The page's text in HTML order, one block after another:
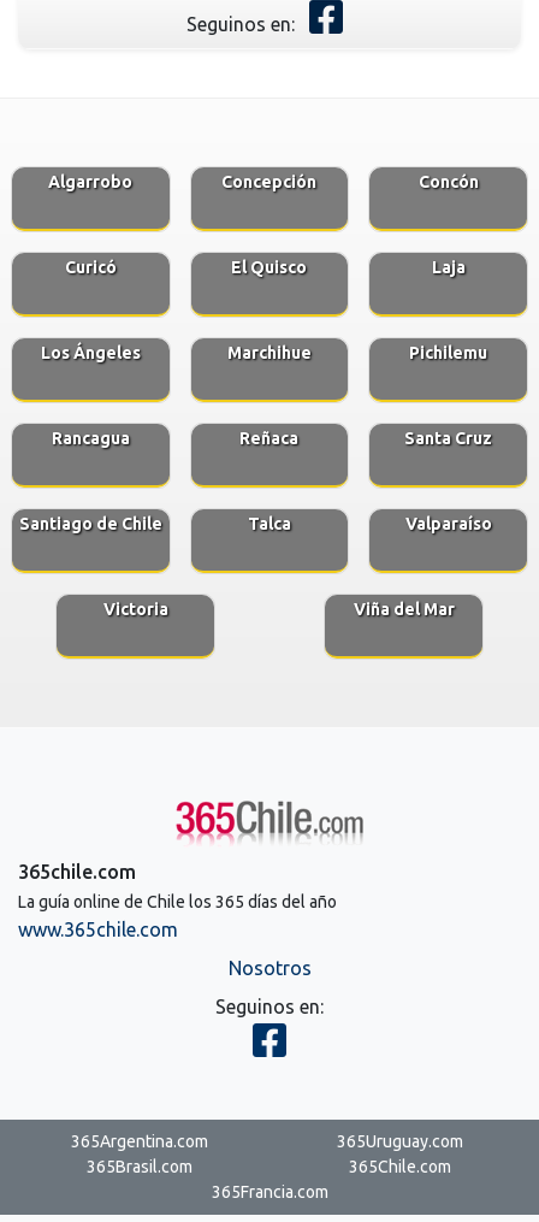
Seguinos en:
Algarrobo Concepción Concón
Curicó El Quisco Laja
Los Ángeles Marchihue Pichilemu
Rancagua Reñaca Santa Cruz
Santiago de Chile Talca Valparaíso
Victoria Viña del Mar
365chile.com
La guía online de Chile los 365 días del año
www.365chile.com
Nosotros
Seguinos en:
365Argentina.com
365Uruguay.com
365Brasil.com
365Chile.com
365Francia.com